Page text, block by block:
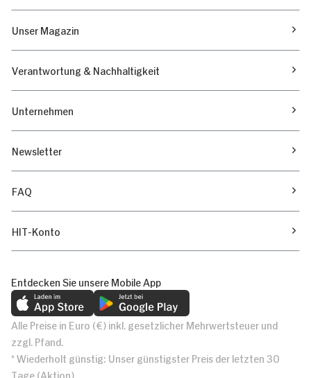
Unser Magazin
Verantwortung & Nachhaltigkeit
Unternehmen
Newsletter
FAQ
HIT-Konto
Entdecken Sie unsere Mobile App
Alle Preise in Euro (€) inkl. gesetzlicher Mehrwertsteuer und
zzgl. Pfand.
* Wiederholt günstig: Unser günstigster Preis der letzten 30
Tage (Aktion)